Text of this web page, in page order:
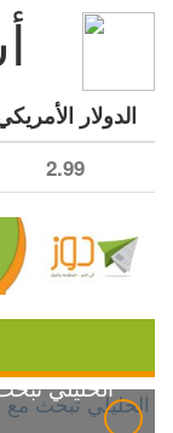
الدولار
2.99
الخليلي